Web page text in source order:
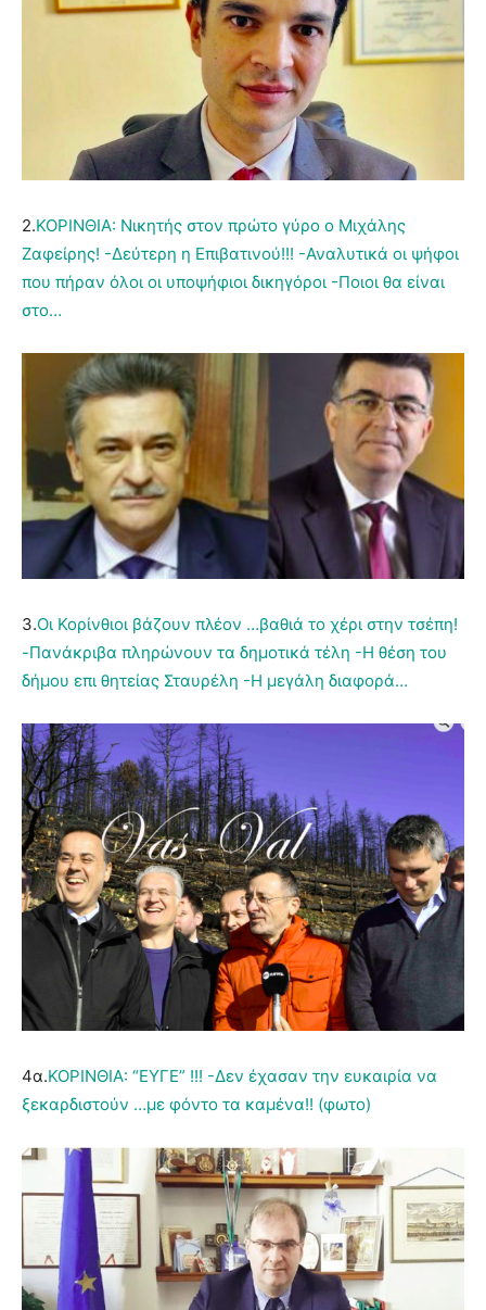
2.ΚΟΡΙΝΘΙΑ: Νικητής στον πρώτο γύρο ο Μιχάλης
Ζαφείρης! -Δεύτερη η Επιβατινού!!! -Αναλυτικά οι ψήφοι
που πήραν όλοι οι υποψήφιοι δικηγόροι -Ποιοι θα είναι
στο…
3.Οι Κορίνθιοι βάζουν πλέον …βαθιά το χέρι στην τσέπη!
-Πανάκριβα πληρώνουν τα δημοτικά τέλη -Η θέση του
δήμου επι θητείας Σταυρέλη -Η μεγάλη διαφορά…
4α.ΚΟΡΙΝΘΙΑ: “ΕΥΓΕ” !!! -Δεν έχασαν την ευκαιρία να
ξεκαρδιστούν …με φόντο τα καμένα!! (φωτο)